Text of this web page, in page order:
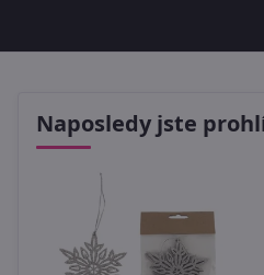
Naposledy jste